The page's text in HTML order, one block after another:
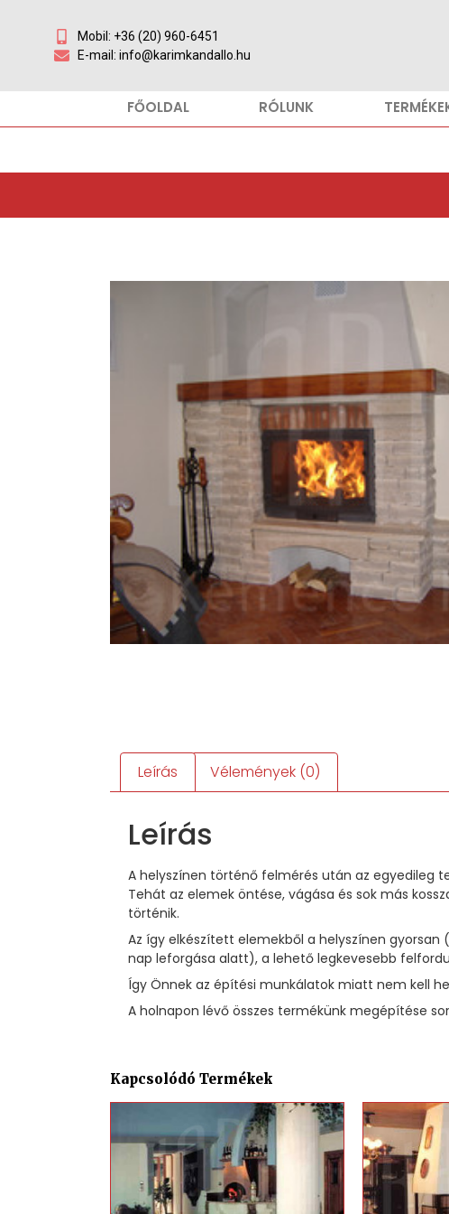
Mobil: +36 (20) 960-6451
E-mail: info@karimkandallo.hu
FŐOLDAL RÓLUNK
Leírás Vélemények (0)
Leírás
A helyszínen történő felmérés után az egyedileg
Tehát az elemek öntése, vágása és sok más
történik.
Az így elkészített elemekből a helyszínen
nap leforgása alatt), a lehető legkevesebb
Így Önnek az építési munkálatok miatt nem kell
A holnapon lévő összes termékünk megépítése
Kapcsolódó Termékek